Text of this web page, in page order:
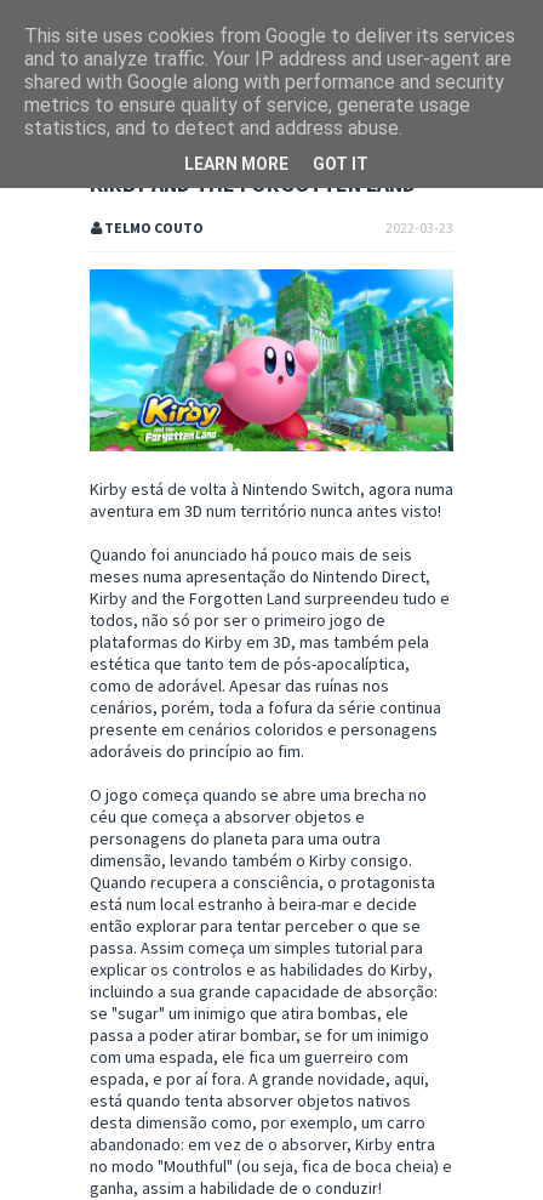
KIRBY AND THE FORGOTTEN LAND
2022-03-23
TELMO COUTO
Kirby está de volta à Nintendo Switch, agora numa
aventura em 3D num território nunca antes visto!
Quando foi anunciado há pouco mais de seis
meses numa apresentação do Nintendo Direct,
Kirby and the Forgotten Land surpreendeu tudo e
todos, não só por ser o primeiro jogo de
plataformas do Kirby em 3D, mas também pela
estética que tanto tem de pós-apocalíptica,
como de adorável. Apesar das ruínas nos
cenários, porém, toda a fofura da série continua
presente em cenários coloridos e personagens
adoráveis do princípio ao fim.
O jogo começa quando se abre uma brecha no
céu que começa a absorver objetos e
personagens do planeta para uma outra
dimensão, levando também o Kirby consigo.
Quando recupera a consciência, o protagonista
está num local estranho à beira-mar e decide
então explorar para tentar perceber o que se
passa. Assim começa um simples tutorial para
explicar os controlos e as habilidades do Kirby,
incluindo a sua grande capacidade de absorção:
se "sugar" um inimigo que atira bombas, ele
passa a poder atirar bombar, se for um inimigo
com uma espada, ele fica um guerreiro com
espada, e por aí fora. A grande novidade, aqui,
está quando tenta absorver objetos nativos
desta dimensão como, por exemplo, um carro
abandonado: em vez de o absorver, Kirby entra
no modo "Mouthful" (ou seja, fica de boca cheia) e
ganha, assim a habilidade de o conduzir!
This site uses cookies from Google to deliver its services
and to analyze traffic. Your IP address and user-agent are
shared with Google along with performance and security
metrics to ensure quality of service, generate usage
statistics, and to detect and address abuse.
LEARN MORE GOT IT